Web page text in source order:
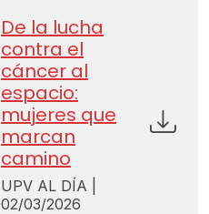
De la lucha
contra el
cáncer al
espacio:
mujeres que
marcan
camino
UPV AL DÍA |
02/03/2026